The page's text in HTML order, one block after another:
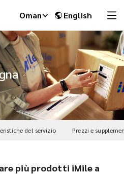
Oman English
del servizio Prezzi e
più prodotti iMile a